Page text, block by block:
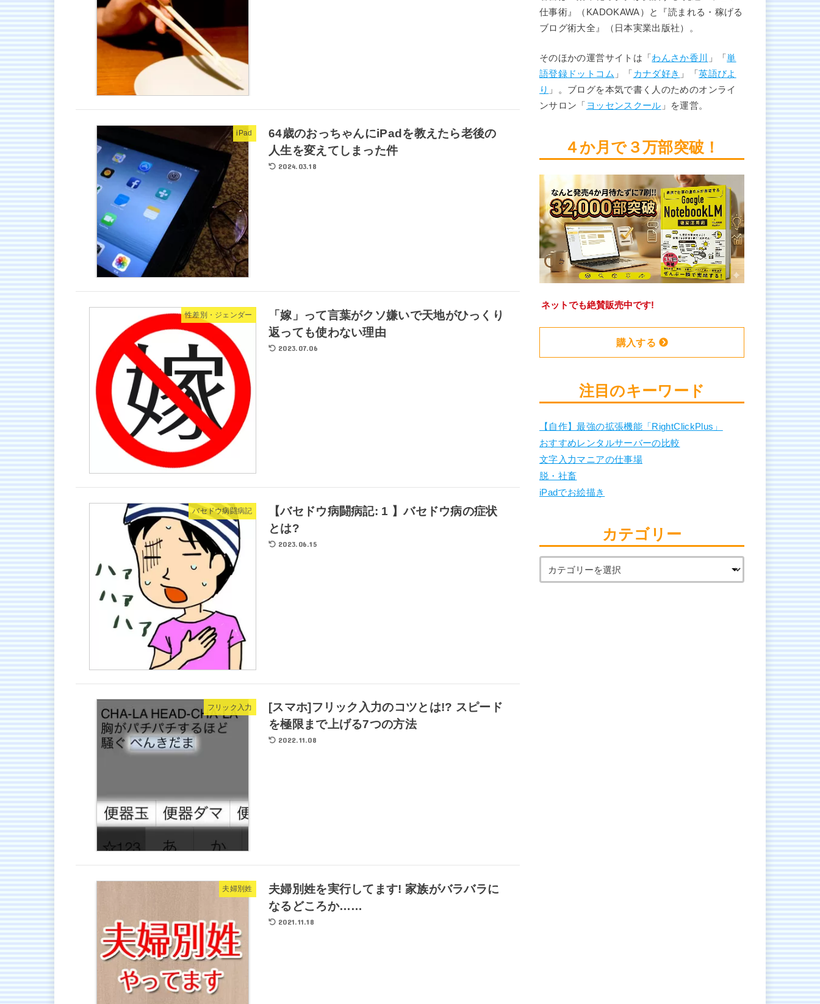
iPad
64歳のおっちゃんにiPadを教えたら老後の
人生を変えてしまった件
2024.03.18
性差別・ジェンダー
「嫁」って言葉がクソ嫌いで天地がひっくり
返っても使わない理由
2023.07.06
バセドウ病闘病記
【バセドウ病闘病記: 1 】バセドウ病の症状
とは?
2023.06.15
フリック入力
[スマホ]フリック入力のコツとは!? スピード
を極限まで上げる7つの方法
2022.11.08
夫婦別姓
夫婦別姓を実行してます! 家族がバラバラに
なるどころか……
2021.11.18
仕事術』（KADOKAWA）と『読まれる・稼げる
ブログ術大全』（日本実業出版社）。
そのほかの運営サイトは「わんさか香川 」「単
語登録ドットコム 」「 カナダ好き 」「英語びよ
り 」。ブログを本気で書く人のためのオンライ
ンサロン「 ヨッセンスクール 」を運営。
４か月で３万部突破！
ネットでも絶賛販売中です!
購入する
注目のキーワード
【自作】最強の拡張機能「RightClickPlus」
おすすめレンタルサーバーの比較
文字入力マニアの仕事場
脱・社畜
iPadでお絵描き
カテゴリー